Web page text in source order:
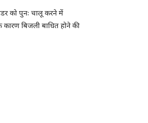
को पुनः चालू करने में
बिजली बाधित होने की